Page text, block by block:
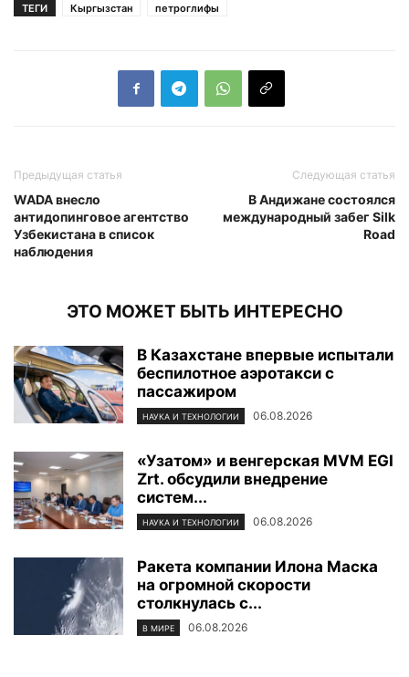
ТЕГИ Кыргызстан петроглифы
Предыдущая статья
WADA внесло
антидопинговое агентство
Узбекистана в список
наблюдения
Следующая статья
В Андижане состоялся
международный забег Silk
Road
ЭТО МОЖЕТ БЫТЬ ИНТЕРЕСНО
В Казахстане впервые испытали
беспилотное аэротакси с
пассажиром
НАУКА И ТЕХНОЛОГИИ 06.08.2026
«Узатом» и венгерская MVM EGI
Zrt. обсудили внедрение
систем...
НАУКА И ТЕХНОЛОГИИ 06.08.2026
Ракета компании Илона Маска
на огромной скорости
столкнулась с...
В МИРЕ 06.08.2026